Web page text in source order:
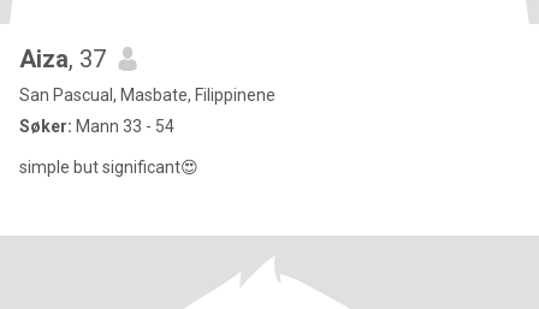
Aiza, 37
San Pascual, Masbate, Filippinene
Søker: Mann 33 - 54
simple but significant😍